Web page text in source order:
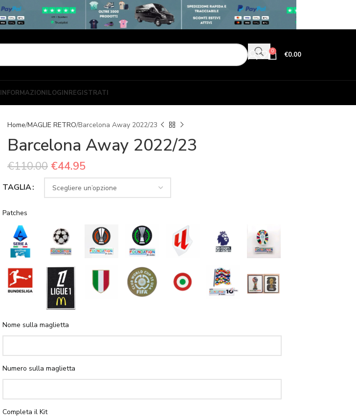
0 €0.00
INFORMAZIONILOGINREGISTRATI
Home MAGLIE RETRO Barcelona Away 2022/23
Barcelona Away 2022/23
€110.00 €44.95
TAGLIA
Patches
Nome sulla maglietta
Numero sulla maglietta
Completa il Kit